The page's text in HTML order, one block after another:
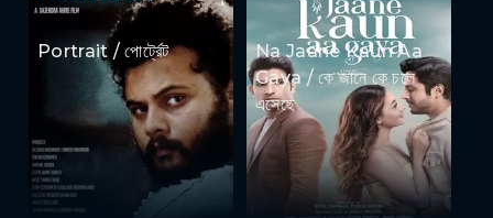
Portrait / পোর্ট্রেট
Na Jaane Kaun Aa
Gaya / কে জানে কে চলে
এসেছে